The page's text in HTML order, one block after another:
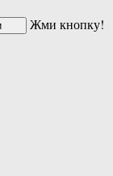
Жми кнопку!